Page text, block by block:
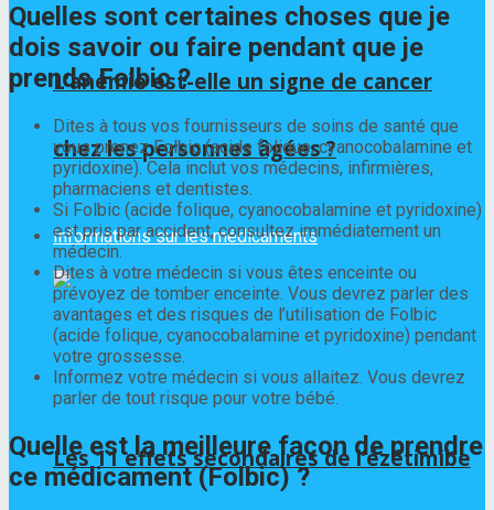
L’anémie est-elle un signe de cancer
chez les personnes âgées ?
Informations sur les médicaments
Les 11 effets secondaires de l’ézétimibe
Quelles sont certaines choses que je
dois savoir ou faire pendant que je
prends Folbic ?
Dites à tous vos fournisseurs de soins de santé que
vous prenez Folbic (acide folique, cyanocobalamine et
pyridoxine). Cela inclut vos médecins, infirmières,
pharmaciens et dentistes.
Si Folbic (acide folique, cyanocobalamine et pyridoxine)
est pris par accident, consultez immédiatement un
médecin.
Dites à votre médecin si vous êtes enceinte ou
prévoyez de tomber enceinte. Vous devrez parler des
avantages et des risques de l’utilisation de Folbic
(acide folique, cyanocobalamine et pyridoxine) pendant
votre grossesse.
Informez votre médecin si vous allaitez. Vous devrez
parler de tout risque pour votre bébé.
Quelle est la meilleure façon de prendre
ce médicament (Folbic) ?